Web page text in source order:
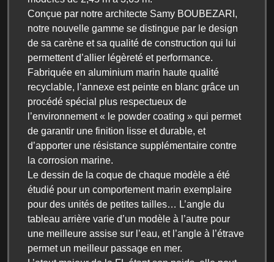
Conçue par notre architecte Samy BOUBEZARI,
notre nouvelle gamme se distingue par le design
de sa carène et sa qualité de construction qui lui
permettent d’allier légèreté et performance.
Fabriquée en aluminium marin haute qualité
recyclable, l’annexe est peinte en blanc grâce un
procédé spécial plus respectueux de
l’environnement « le powder coating » qui permet
de garantir une finition lisse et durable, et
d’apporter une résistance supplémentaire contre
la corrosion marine.
Le dessin de la coque de chaque modèle a été
étudié pour un comportement marin exemplaire
pour des unités de petites tailles… L’angle du
tableau arrière varie d’un modèle à l’autre pour
une meilleure assise sur l’eau, et l’angle à l’étrave
permet un meilleur passage en mer.